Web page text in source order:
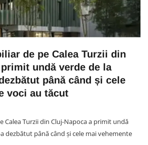
de pe Calea Turzii din
undă verde de la
până când și cele
voci au tăcut
Calea Turzii din Cluj-Napoca a primit undă
dezbătut până când și cele mai vehemente